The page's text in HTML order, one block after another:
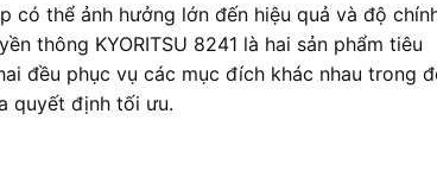
có thể ảnh hưởng lớn đến hiệu quả và độ
thông KYORITSU 8241 là hai sản phẩm tiêu
đều phục vụ các mục đích khác nhau trong
quyết định tối ưu.